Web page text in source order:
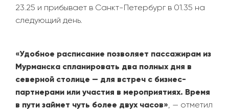
23.25 и прибывает в Санкт-Петербург в 01.35 на
следующий день.
«Удобное расписание позволяет пассажирам из
Мурманска спланировать два полных дня в
северной столице — для встреч с бизнес-
партнерами или участия в мероприятиях. Время
в пути займет чуть более двух часов», — отметил